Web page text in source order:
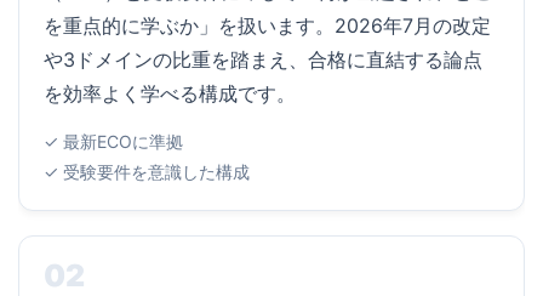
を重点的に学ぶか」を扱います。2026年7月の改定
や3ドメインの比重を踏まえ、合格に直結する論点
を効率よく学べる構成です。
✓ 最新ECOに準拠
✓ 受験要件を意識した構成
02